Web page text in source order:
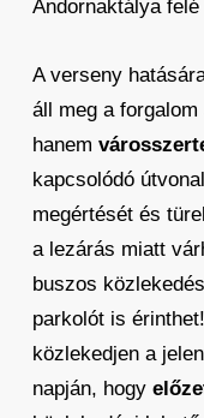
Andornaktálya
A verseny
áll meg a
hanem
kapcsolódó
megértését és
a lezárás miatt
buszos
parkolót is
közlekedjen a
napján, hogy